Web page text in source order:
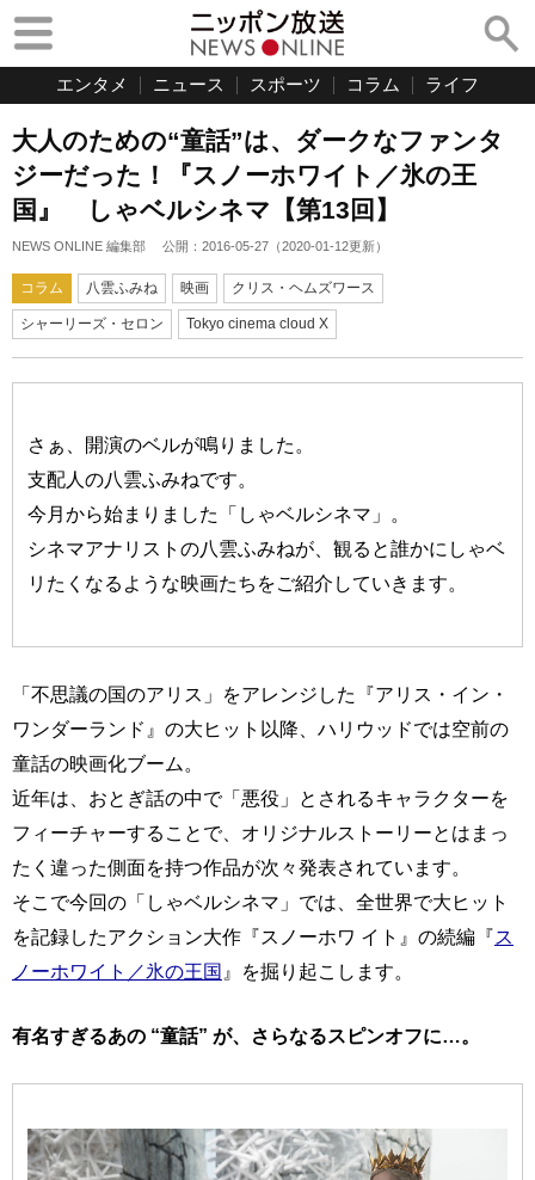
エンタメ ニュース スポーツ コラム ライフ
大人のための“童話”は、ダークなファンタ
ジーだった！『スノーホワイト／氷の王
国』 しゃベルシネマ【第13回】
NEWS ONLINE 編集部 公開： 2016-05-27 （2020-01-12更新）
コラム 八雲ふみね 映画 クリス・ヘムズワース
シャーリーズ・セロン Tokyo cinema cloud X
さぁ、開演のベルが鳴りました。
支配人の八雲ふみねです。
今月から始まりました「しゃベルシネマ」。
シネマアナリストの八雲ふみねが、観ると誰かにしゃベ
リたくなるような映画たちをご紹介していきます。
「不思議の国のアリス」をアレンジした『アリス・イン・
ワンダーランド』の大ヒット以降、ハリウッドでは空前の
童話の映画化ブーム。
近年は、おとぎ話の中で「悪役」とされるキャラクターを
フィーチャーすることで、オリジナルストーリーとはまっ
たく違った側面を持つ作品が次々発表されています。
そこで今回の「しゃベルシネマ」では、全世界で大ヒット
を記録したアクション大作『スノーホワ イト』の続編『ス
ノーホワイト／氷の王国 』を掘り起こします。
有名すぎるあの “童話” が、さらなるスピンオフに…。